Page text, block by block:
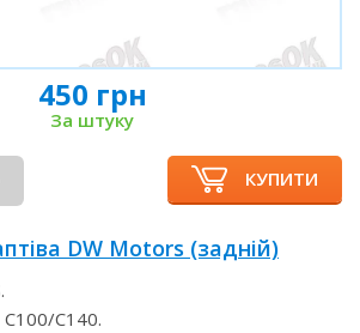
450 грн
За штуку
КУПИТИ
DW Motors (задній)
С100/С140.